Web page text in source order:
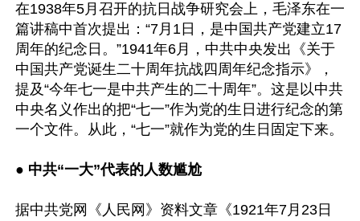
在1938年5月召开的抗日战争研究会上，毛泽东在一
篇讲稿中首次提出：“7月1日，是中国共产党建立17
周年的纪念日。”1941年6月，中共中央发出《关于
中国共产党诞生二十周年抗战四周年纪念指示》，
提及“今年七一是中共产生的二十周年”。这是以中共
中央名义作出的把“七一”作为党的生日进行纪念的第
一个文件。从此，“七一”就作为党的生日固定下来。
● 中共“一大”代表的人数尴尬
据中共党网《人民网》资料文章《1921年7月23日